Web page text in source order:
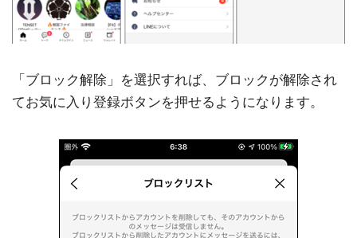
「ブロック解除」を選択すれば、ブロックが解除され
てお気に入り登録ボタンを押せるようになります。